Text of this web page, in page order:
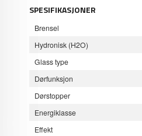
SPESIFIKASJONER
Brensel
Hydronisk (H2O)
Glass type
Dørfunksjon
Dørstopper
Energiklasse
Effekt